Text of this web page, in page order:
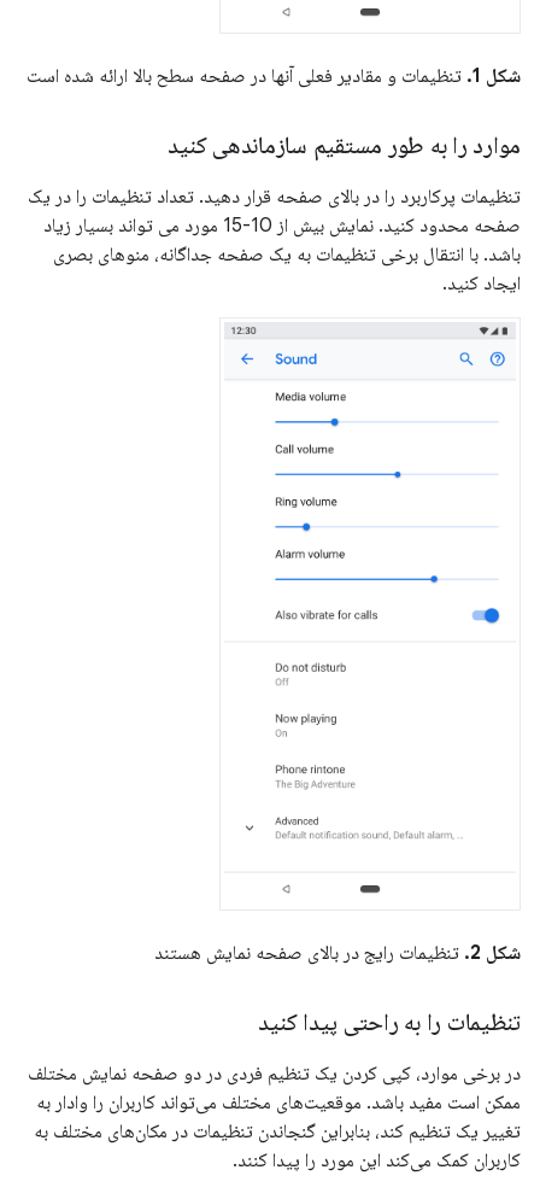
شکل 1. تنظیمات و مقادیر فعلی آنها در صفحه سطح بالا ارائه شده است
موارد را به طور مستقیم سازماندهی کنید
تنظیمات پرکاربرد را در بالای صفحه قرار دهید. تعداد تنظیمات را در یک
صفحه محدود کنید. نمایش بیش از 10-15 مورد می تواند بسیار زیاد
باشد. با انتقال برخی تنظیمات به یک صفحه جداگانه، منوهای بصری
ایجاد کنید.
شکل 2. تنظیمات رایج در بالای صفحه نمایش هستند
تنظیمات را به راحتی پیدا کنید
در برخی موارد، کپی کردن یک تنظیم فردی در دو صفحه نمایش مختلف
ممکن است مفید باشد. موقعیت‌های مختلف می‌تواند کاربران را وادار به
تغییر یک تنظیم کند، بنابراین گنجاندن تنظیمات در مکان‌های مختلف به
کاربران کمک می‌کند این مورد را پیدا کنند.